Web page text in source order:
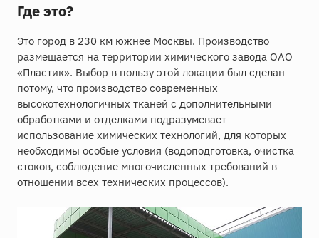
Где это?
Это город в 230 км южнее Москвы. Производство
размещается на территории химического завода ОАО
«Пластик». Выбор в пользу этой локации был сделан
потому, что производство современных
высокотехнологичных тканей с дополнительными
обработками и отделками подразумевает
использование химических технологий, для которых
необходимы особые условия (водоподготовка, очистка
стоков, соблюдение многочисленных требований в
отношении всех технических процессов).